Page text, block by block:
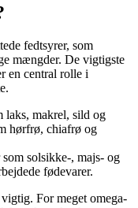
fedtsyrer, som
mængder. De vigtigste
en central rolle i
laks, makrel, sild og
hørfrø, chiafrø og
solsikke-, majs- og
fødevarer.
For meget omega-